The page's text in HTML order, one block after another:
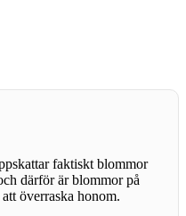
faktiskt blommor
därför är blommor på
överraska honom.